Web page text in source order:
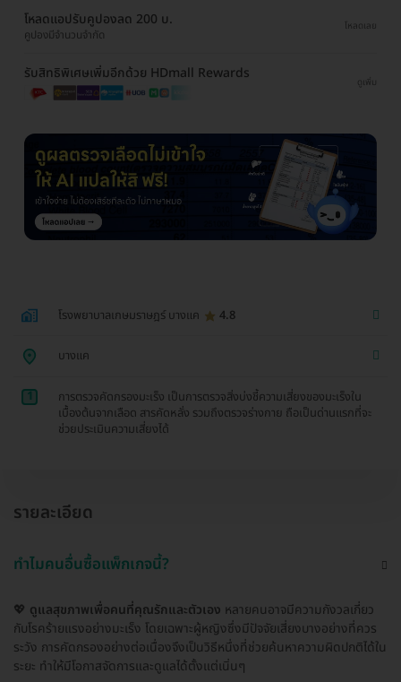
โหลดแอปรับคูปองลด 200 บ.
คูปองมีจำนวนจำกัด
โหลดเลย
รับสิทธิพิเศษเพิ่มอีกด้วย HDmall Rewards
ดูเพิ่ม
โรงพยาบาลเกษมราษฎร์ บางแค 4.8
บางแค
1
การตรวจคัดกรองมะเร็ง เป็นการตรวจสิ่งบ่งชี้ความเสี่ยงของมะเร็งใน
เบื้องต้นจากเลือด สารคัดหลั่ง รวมถึงตรวจร่างกาย ถือเป็นด่านแรกที่จะ
ช่วยประเมินความเสี่ยงได้
รายละเอียด
ทำไมคนอื่นซื้อแพ็กเกจนี้?
💖 ดูแลสุขภาพเพื่อคนที่คุณรักและตัวเอง หลายคนอาจมีความกังวลเกี่ยว
กับโรคร้ายแรงอย่างมะเร็ง โดยเฉพาะผู้หญิงซึ่งมีปัจจัยเสี่ยงบางอย่างที่ควร
ระวัง การคัดกรองอย่างต่อเนื่องจึงเป็นวิธีหนึ่งที่ช่วยค้นหาความผิดปกติได้ใน
ระยะ ทำให้มีโอกาสจัดการและดูแลได้ตั้งแต่เนิ่นๆ